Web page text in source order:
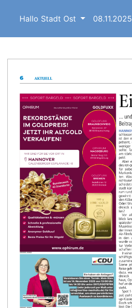
Hallo Stadt Ost 08.11.2025